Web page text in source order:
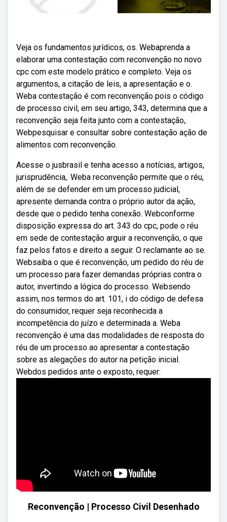
Veja os fundamentos jurídicos, os. Webaprenda a
elaborar uma contestação com reconvenção no novo
cpc com este modelo prático e completo. Veja os
argumentos, a citação de leis, a apresentação e o.
Weba contestação é com reconvenção pois o código
de processo civil, em seu artigo, 343, determina que a
reconvenção seja feita junto com a contestação,.
Webpesquisar e consultar sobre contestação ação de
alimentos com reconvenção.
Acesse o jusbrasil e tenha acesso a notícias, artigos,
jurisprudência,. Weba reconvenção permite que o réu,
além de se defender em um processo judicial,
apresente demanda contra o próprio autor da ação,
desde que o pedido tenha conexão. Webconforme
disposição expressa do art. 343 do cpc, pode o réu
em sede de contestação arguir a reconvenção, o que
faz pelos fatos e direito a seguir. O reclamante ao se.
Websaiba o que é reconvenção, um pedido do réu de
um processo para fazer demandas próprias contra o
autor, invertindo a lógica do processo. Websendo
assim, nos termos do art. 101, i do código de defesa
do consumidor, requer seja reconhecida a
incompetência do juízo e determinada a. Weba
reconvenção é uma das modalidades de resposta do
réu de um processo ao apresentar a contestação
sobre as alegações do autor na petição inicial.
Webdos pedidos ante o exposto, requer:
Reconvenção | Processo Civil Desenhado